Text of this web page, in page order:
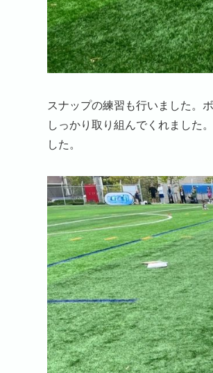
スナップの練習も行いました。
しっかり取り組んでくれました
した。